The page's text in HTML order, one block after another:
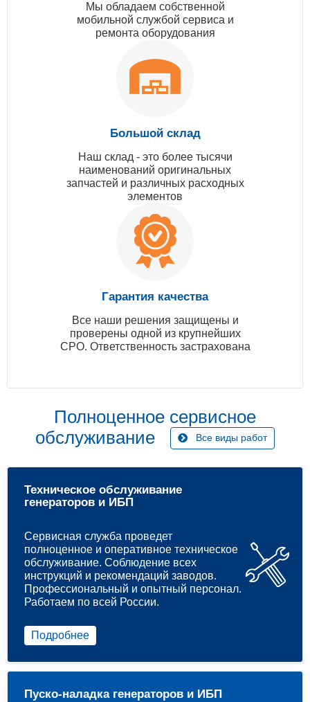
Мы обладаем собственной
мобильной службой сервиса и
ремонта оборудования
Большой склад
Наш склад - это более тысячи
наименований оригинальных
запчастей и различных расходных
элементов
Гарантия качества
Все наши решения защищены и
проверены одной из крупнейших
СРО. Ответственность застрахована
Полноценное сервисное
обслуживание
Все виды работ
Техническое обслуживание
генераторов и ИБП
Сервисная служба проведет
полноценное и оперативное техническое
обслуживание. Соблюдение всех
инструкций и рекомендаций заводов.
Профессиональный и опытный персонал.
Работаем по всей России.
Подробнее
Пуско-наладка генераторов и ИБП